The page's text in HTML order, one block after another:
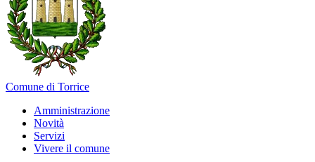
Comune di Torrice
Amministrazione
Novità
Servizi
Vivere il comune